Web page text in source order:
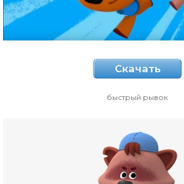
Скачать
быстрый рывок